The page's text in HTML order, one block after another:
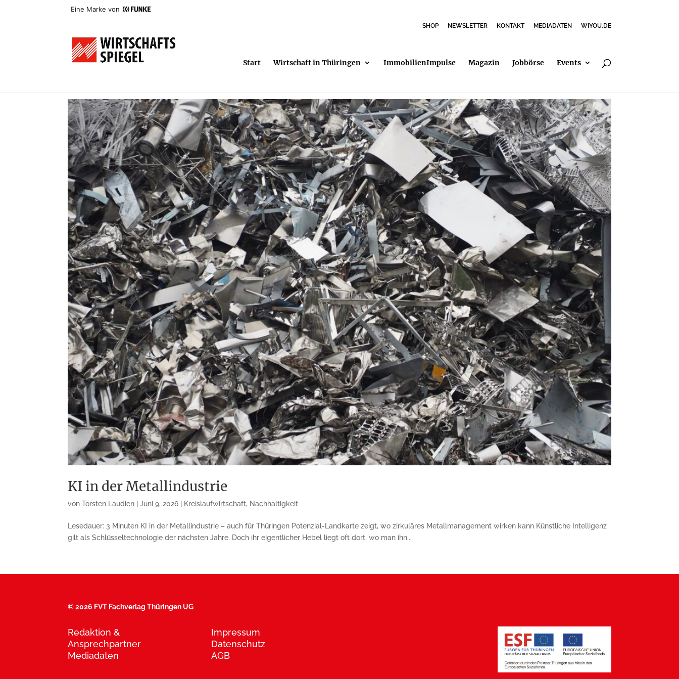
Eine Marke von
SHOP NEWSLETTER KONTAKT MEDIADATEN WIYOU.DE
Start Wirtschaft in Thüringen ImmobilienImpulse Magazin Jobbörse Events
KI in der Metallindustrie
vonTorsten Laudien |Juni 9, 2026 Kreislaufwirtschaft, Nachhaltigkeit
Lesedauer: 3 Minuten KI in der Metallindustrie – auch für Thüringen Potenzial-Landkarte zeigt, wo zirkuläres Metallmanagement wirken kann Künstliche Intelligenz
gilt als Schlüsseltechnologie der nächsten Jahre. Doch ihr eigentlicher Hebel liegt oft dort, wo man ihn...
©2026 FVT Fachverlag Thüringen UG
Redaktion &
Ansprechpartner
Mediadaten
Impressum
Datenschutz
AGB